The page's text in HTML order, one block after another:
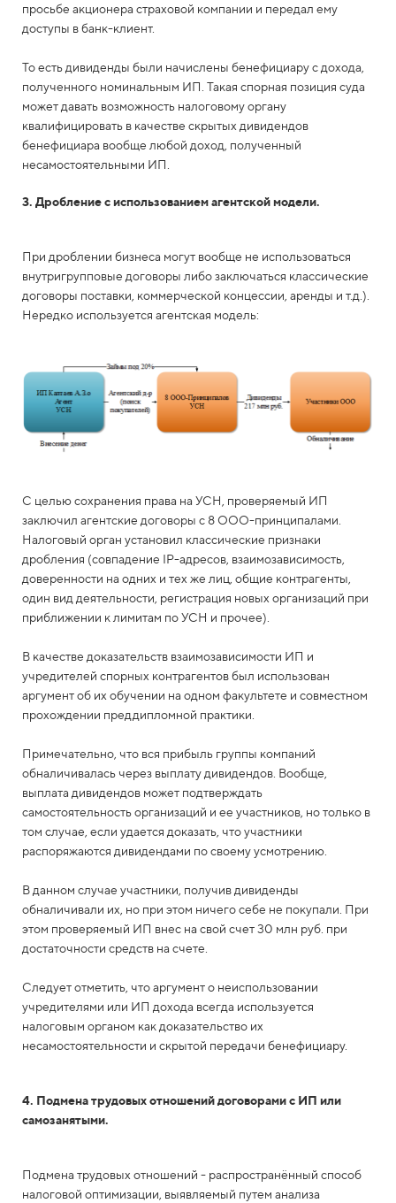
просьбе акционера страховой компании и передал ему
доступы в банк-клиент.
То есть дивиденды были начислены бенефициару с дохода,
полученного номинальным ИП. Такая спорная позиция суда
может давать возможность налоговому органу
квалифицировать в качестве скрытых дивидендов
бенефициара вообще любой доход, полученный
несамостоятельными ИП.
3. Дробление с использованием агентской модели.
При дроблении бизнеса могут вообще не использоваться
внутригрупповые договоры либо заключаться классические
договоры поставки, коммерческой концессии, аренды и т.д.).
Нередко используется агентская модель:
С целью сохранения права на УСН, проверяемый ИП
заключил агентские договоры с 8 ООО-принципалами.
Налоговый орган установил классические признаки
дробления (совпадение IP-адресов, взаимозависимость,
доверенности на одних и тех же лиц, общие контрагенты,
один вид деятельности, регистрация новых организаций при
приближении к лимитам по УСН и прочее).
В качестве доказательств взаимозависимости ИП и
учредителей спорных контрагентов был использован
аргумент об их обучении на одном факультете и совместном
прохождении преддипломной практики.
Примечательно, что вся прибыль группы компаний
обналичивалась через выплату дивидендов. Вообще,
выплата дивидендов может подтверждать
самостоятельность организаций и ее участников, но только в
том случае, если удается доказать, что участники
распоряжаются дивидендами по своему усмотрению.
В данном случае участники, получив дивиденды
обналичивали их, но при этом ничего себе не покупали. При
этом проверяемый ИП внес на свой счет 30 млн руб. при
достаточности средств на счете.
Следует отметить, что аргумент о неиспользовании
учредителями или ИП дохода всегда используется
налоговым органом как доказательство их
несамостоятельности и скрытой передачи бенефициару.
4. Подмена трудовых отношений договорами с ИП или
самозанятыми.
Подмена трудовых отношений - распространённый способ
налоговой оптимизации, выявляемый путем анализа